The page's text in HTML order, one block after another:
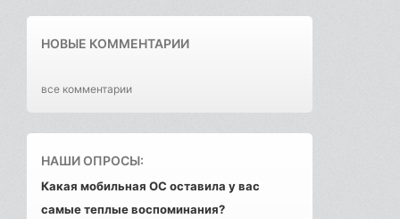
НОВЫЕ КОММЕНТАРИИ
все комментарии
НАШИ ОПРОСЫ:
Какая мобильная ОС оставила у вас
самые теплые воспоминания?